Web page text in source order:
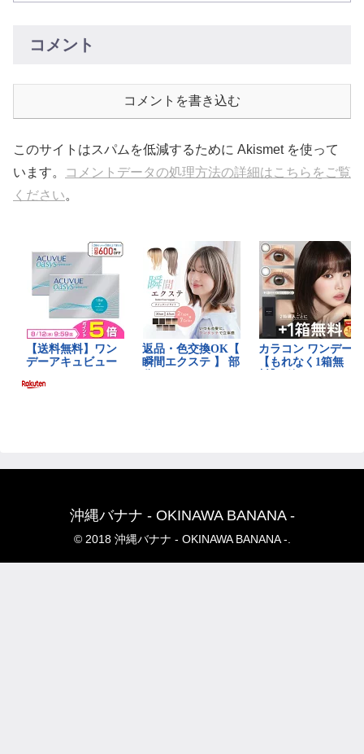
コメント
コメントを書き込む
このサイトはスパムを低減するために Akismet を使って
います。
コメントデータの処理方法の詳細はこちらをご覧
ください。
沖縄バナナ - OKINAWA BANANA -
© 2018 沖縄バナナ - OKINAWA BANANA -.